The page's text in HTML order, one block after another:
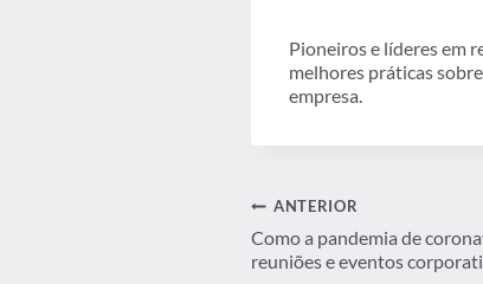
Pioneiros e líderes em
melhores práticas
empresa.
de
ANTERIOR
Como a pandemia de
reuniões e eventos